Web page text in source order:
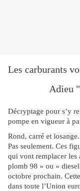
Les carburants
Adieu
Décryptage pour s’y
pompe en vigueur à
Rond, carré et
Pas seulement. Ces
qui vont remplacer les
plomb 98 » ou «
octobre prochain.
dans toute l’Union